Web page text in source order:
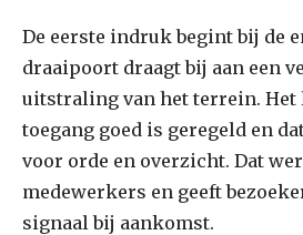
De eerste indruk begint bij de
draaipoort draagt bij aan een
uitstraling van het terrein. Het
toegang goed is geregeld en
voor orde en overzicht. Dat
medewerkers en geeft
signaal bij aankomst.